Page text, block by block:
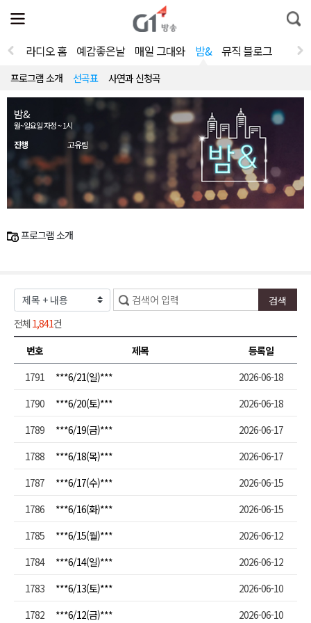
전
체
뉴
열
통
합
라디오 홈 예감좋은날 매일 그대와 밤& 뮤직 블로그
프로그램 소개 선곡표 사연과 신청곡
밤&
월~일요일 자정 ~ 1시
진행 고유림
프로그램 소개
전체 1,841건
번호
제목
등록일
1791
***6/21(일)***
2026-06-18
1790
***6/20(토)***
2026-06-18
1789
***6/19(금)***
2026-06-17
1788
***6/18(목)***
2026-06-17
1787
***6/17(수)***
2026-06-15
1786
***6/16(화)***
2026-06-15
1785
***6/15(월)***
2026-06-12
1784
***6/14(일)***
2026-06-12
1783
***6/13(토)***
2026-06-10
1782
***6/12(금)*** 2026-06-10